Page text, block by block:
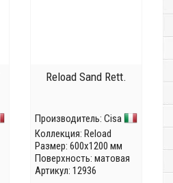
Reload Sand Rett.
Производитель: Cisa
Коллекция: Reload
Размер: 600x1200 мм
Поверхность: матовая
Артикул: 12936